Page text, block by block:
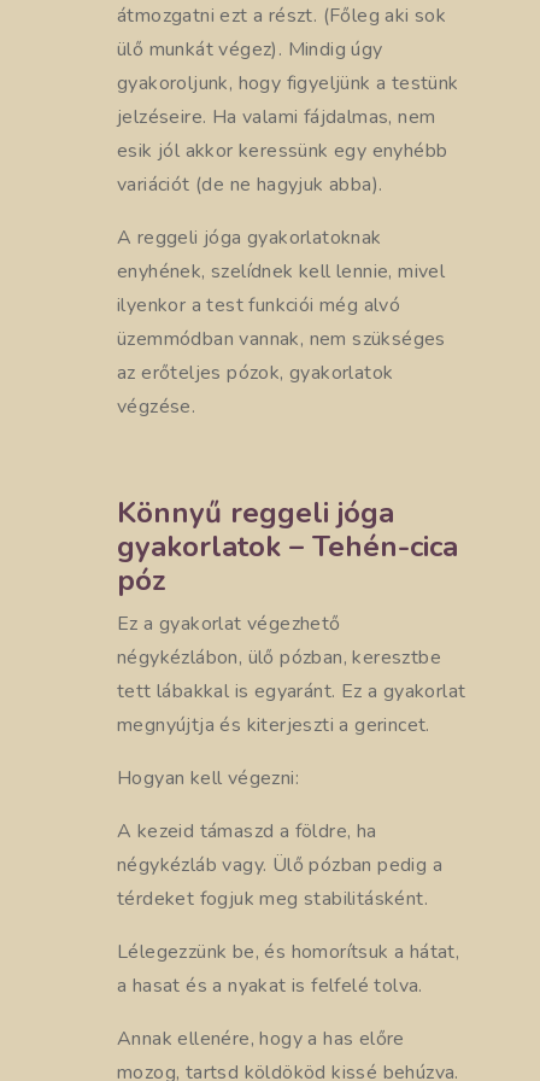
átmozgatni ezt a részt. (Főleg aki sok
ülő munkát végez). Mindig úgy
gyakoroljunk, hogy figyeljünk a testünk
jelzéseire. Ha valami fájdalmas, nem
esik jól akkor keressünk egy enyhébb
variációt (de ne hagyjuk abba).
A reggeli jóga gyakorlatoknak
enyhének, szelídnek kell lennie, mivel
ilyenkor a test funkciói még alvó
üzemmódban vannak, nem szükséges
az erőteljes pózok, gyakorlatok
végzése.
Könnyű reggeli jóga
gyakorlatok – Tehén-cica
póz
Ez a gyakorlat végezhető
négykézlábon, ülő pózban, keresztbe
tett lábakkal is egyaránt. Ez a gyakorlat
megnyújtja és kiterjeszti a gerincet.
Hogyan kell végezni:
A kezeid támaszd a földre, ha
négykézláb vagy. Ülő pózban pedig a
térdeket fogjuk meg stabilitásként.
Lélegezzünk be, és homorítsuk a hátat,
a hasat és a nyakat is felfelé tolva.
Annak ellenére, hogy a has előre
mozog, tartsd köldököd kissé behúzva.